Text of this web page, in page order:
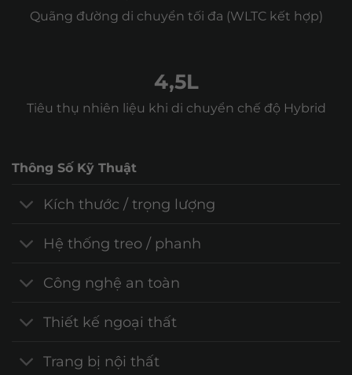
Quãng đường di chuyển tối đa (WLTC kết hợp)
4,5L
Tiêu thụ nhiên liệu khi di chuyển chế độ Hybrid
Thông Số Kỹ Thuật
Kích thước / trọng lượng
Hệ thống treo / phanh
Công nghệ an toàn
Thiết kế ngoại thất
Trang bị nội thất